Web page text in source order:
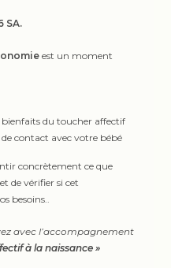
SA.
est un moment
du toucher affectif
contact avec votre bébé
concrètement ce que
de vérifier si cet
besoins..
avec l’accompagnement
à la naissance »